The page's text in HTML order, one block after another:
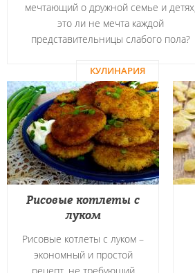
мечтающий о дружной семье и детях,
это ли не мечта каждой
представительницы слабого пола?
КУЛИНАРИЯ
Рисовые котлеты с
луком
Рисовые котлеты с луком –
экономный и простой